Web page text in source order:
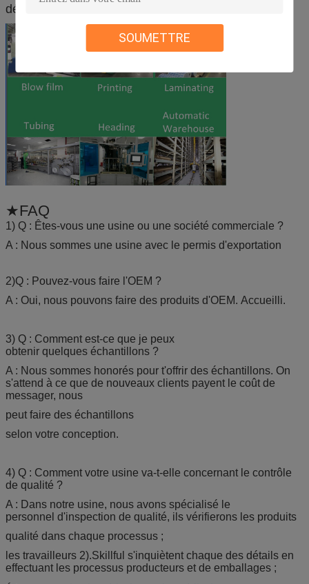
SOUMETTRE
déroulement des opérations de
★FAQ
1) Q : Êtes-vous une usine ou une société commerciale ?
A : Nous sommes une usine avec le permis d'exportation
2)Q : Pouvez-vous faire l'OEM ?
A : Oui, nous pouvons faire des produits d'OEM. Accueilli.
3) Q : Comment est-ce que je peux
obtenir quelques échantillons ?
A : Nous sommes honorés pour t'offrir des échantillons. On
s'attend à ce que de nouveaux clients payent le coût de
messager, nous
peut faire des échantillons
selon votre conception.
4) Q : Comment votre usine va-t-elle concernant le contrôle
de qualité ?
A : Dans notre usine, nous avons spécialisé le
personnel d'inspection de qualité, ils vérifierons les produits
qualité dans chaque processus ;
les travailleurs 2).Skillful s'inquiètent chaque des détails en
effectuant les processus producteurs et de emballages ;